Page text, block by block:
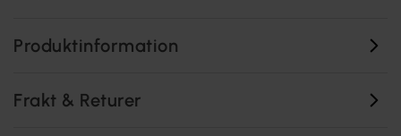
Produktinformation
Frakt & Returer